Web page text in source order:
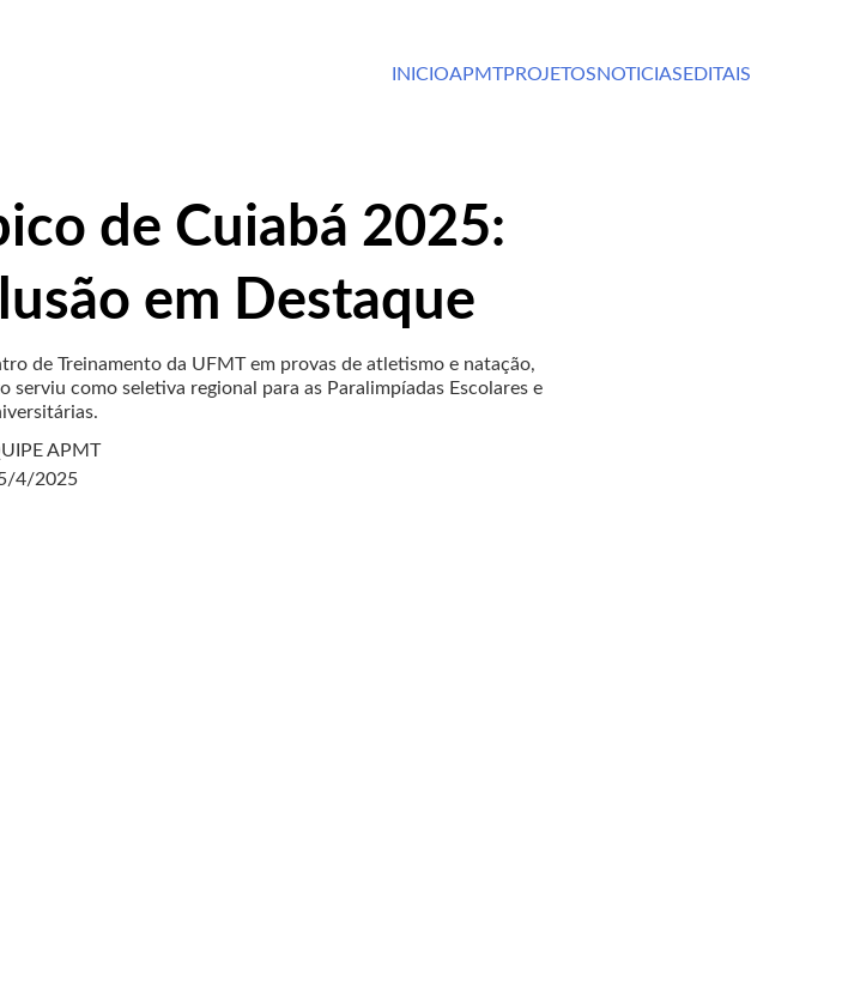
INICIOAPMTPROJETOSNOTICIAS EDITAIS
de Cuiabá 2025:
em Destaque
de Treinamento da UFMT em provas de atletismo e natação,
como seletiva regional para as Paralimpíadas Escolares e
APMT
4/2025